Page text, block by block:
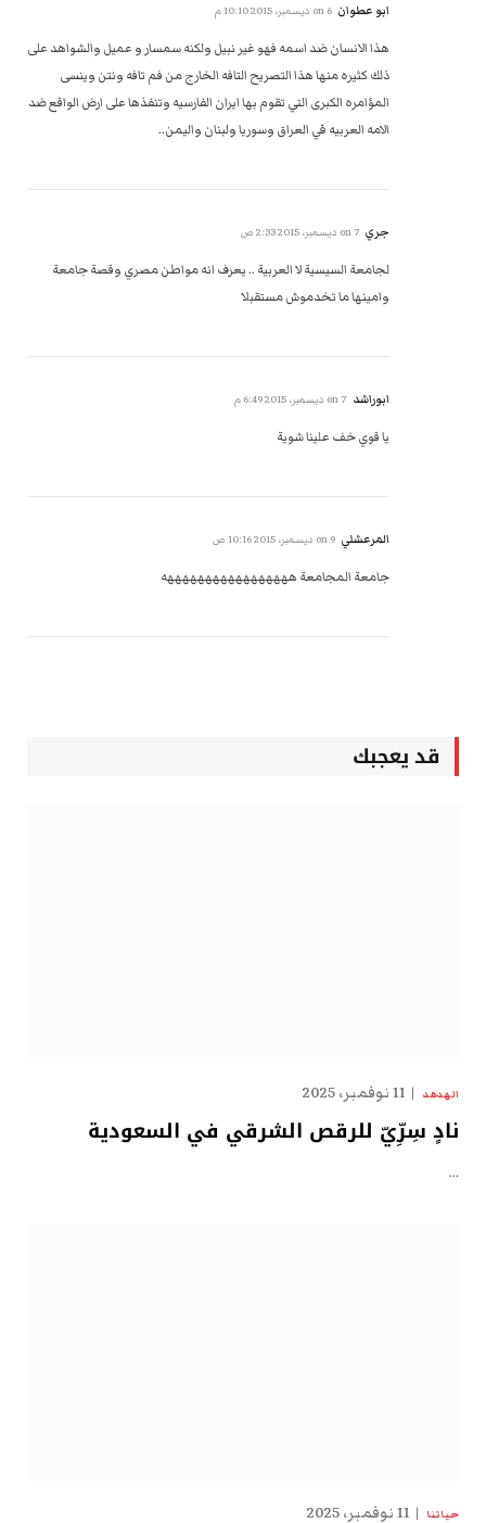
ابو عطوان 6 ديسمبر، 2015 10:10 م
هذا الانسان ضد اسمه فهو غير نبيل ولكنه سمسار و عميل والشواهد على
ذلك كثيره منها هذا التصريح التافه الخارج من فم تافه ونتن وينسى
المؤامره الكبرى التي تقوم بها ايران الفارسيه وتنفذها على ارض الواقع ضد
الامه العربيه في العراق وسوريا ولبنان واليمن..
جري 7 ديسمبر، 2015 2:33 ص
لجامعة السيسية لا العربية .. يعرف انه مواطن مصري وقصة جامعة
وامينها ما تخدموش مستقبلا
ابوراشد 7 ديسمبر، 2015 6:49 م
يا قوي خف علينا شوية
المرعشلي 9 ديسمبر، 2015 10:16 ص
جامعة المجامعة هههههههههههههههههه
قد يعجبك
الهدهد 11 نوفمبر، 2025
نادٍ سِرِّيّ للرقص الشرقي في السعودية
…
حياتنا 11 نوفمبر، 2025